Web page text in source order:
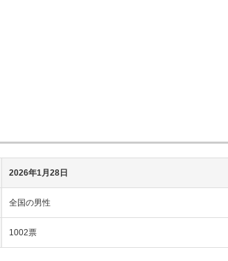
2026年1月28日
全国の男性
1002票